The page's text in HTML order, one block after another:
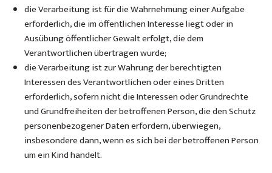
die Verarbeitung ist für die Wahrnehmung einer Aufgabe
erforderlich, die im öffentlichen Interesse liegt oder in
Ausübung öffentlicher Gewalt erfolgt, die dem
Verantwortlichen übertragen wurde;
die Verarbeitung ist zur Wahrung der berechtigten
Interessen des Verantwortlichen oder eines Dritten
erforderlich, sofern nicht die Interessen oder Grundrechte
und Grundfreiheiten der betroffenen Person, die den Schutz
personenbezogener Daten erfordern, überwiegen,
insbesondere dann, wenn es sich bei der betroffenen Person
um ein Kind handelt.